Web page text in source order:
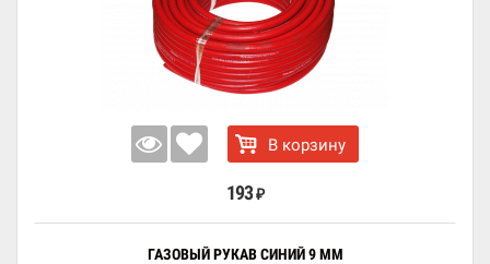
В корзину
193 ₽
ГАЗОВЫЙ РУКАВ СИНИЙ 9 ММ